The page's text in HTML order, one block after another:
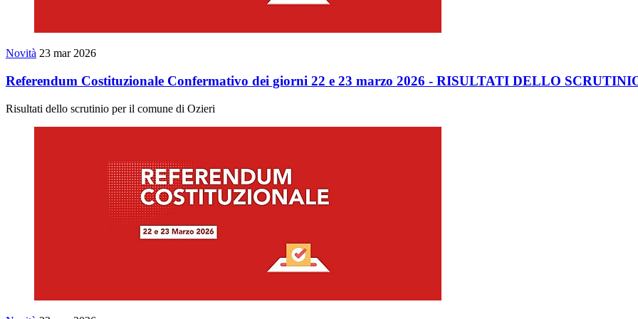
Novità 23 mar 2026
Referendum Costituzionale Confermativo dei giorni 22 e 23 marzo 2026 - RISULTATI DELLO
Risultati dello scrutinio per il comune di Ozieri